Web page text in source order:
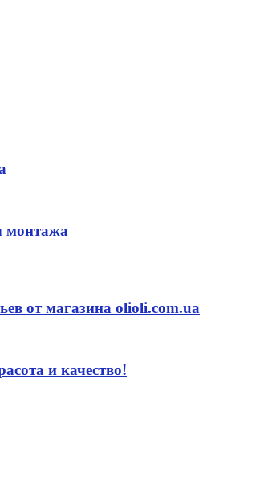
монтажа
от магазина olioli.com.ua
и качество!